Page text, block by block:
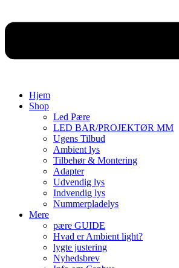
Hjem
Shop
Led Pære
LED BAR/PROJEKTØR MM
Ugens Tilbud
Ambient lys
Tilbehør & Montering
Adapter
Udvendig lys
Indvendig lys
Nummerpladelys
Mere
pære GUIDE
Hvad er Ambient light?
lygte justering
Nyhedsbrev